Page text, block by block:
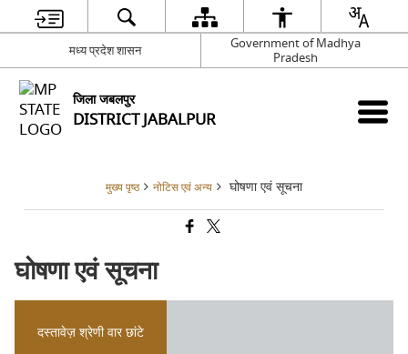
मध्य प्रदेश शासन
Government of Madhya
Pradesh
जिला जबलपुर
DISTRICT JABALPUR
मुख्य पृष्ठ नोटिस एवं अन्य घोषणा एवं सूचना
घोषणा एवं सूचना
दस्तावेज़ श्रेणी वार छांटे